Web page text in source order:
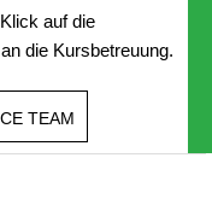
auf die
die Kursbetreuung.
TEAM